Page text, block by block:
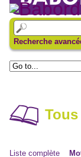
Recherche
Liste complète